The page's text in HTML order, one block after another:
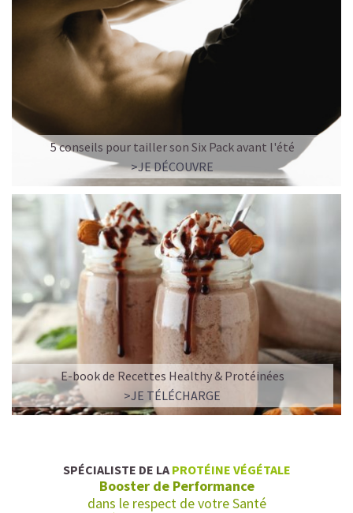
5 conseils pour tailler son Six Pack avant l'été
>JE DÉCOUVRE
E-book de Recettes Healthy & Protéinées
>JE TÉLÉCHARGE
SPÉCIALISTE DE LA PROTÉINE VÉGÉTALE
Booster de Performance
dans le respect de votre Santé